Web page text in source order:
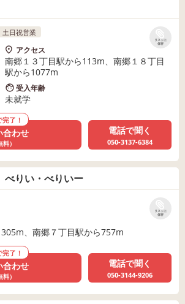
リストに
保存
土日祝営業
アクセス
南郷１３丁目駅から113m、南郷１８丁目
駅から1077m
受入年齢
未就学
完了！
合わせ
料）
電話で聞く
050-3137-6384
りい・べりいー
リストに
保存
、南郷７丁目駅から757m
完了！
合わせ
料）
電話で聞く
050-3144-9206